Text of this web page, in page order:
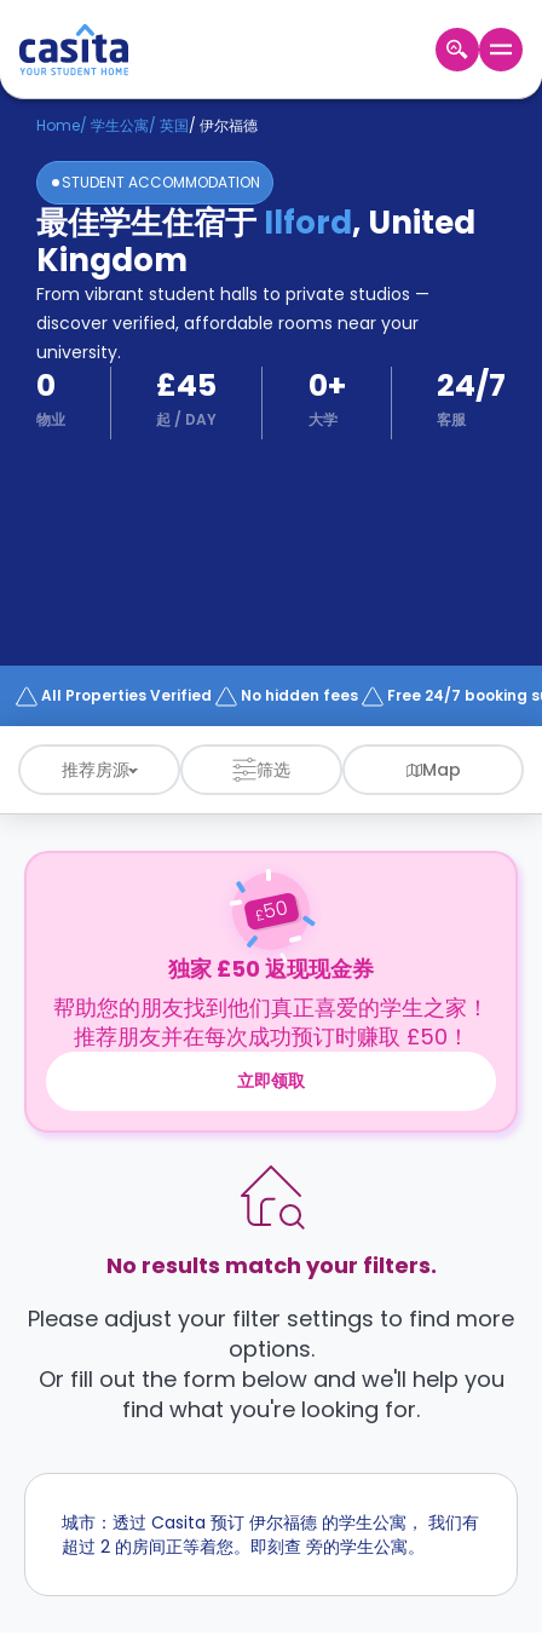
Home ZH GBP
登
入
Booking
Accommodation
About
us
Blog
Refer
And
Earn
Become
Works
Home/ 学生公寓/ 英国/ 伊尔福德
STUDENT ACCOMMODATION
最佳学生住宿于 Ilford, United
Kingdom
From vibrant student halls to private studios —
discover verified, affordable rooms near your
university.
0
物业
£45
起 / DAY
0+
大学
24/7
客服
All Properties Verified No hidden fees Free 24/7 booking
推荐房源 筛选 Map
£50
独家 £50 返现现金券
帮助您的朋友找到他们真正喜爱的学生之家！
推荐朋友并在每次成功预订时赚取 £50！
立即领取
No results match your filters.
Please adjust your filter settings to find more
options.
Or fill out the form below and we'll help you
find what you're looking for.
城市：透过 Casita 预订 伊尔福德 的学生公寓， 我们有
超过 2 的房间正等着您。即刻查 旁的学生公寓。